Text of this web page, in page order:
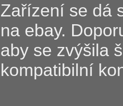
Zařízení se dá
na ebay.
aby se zvýšila
kompatibilní